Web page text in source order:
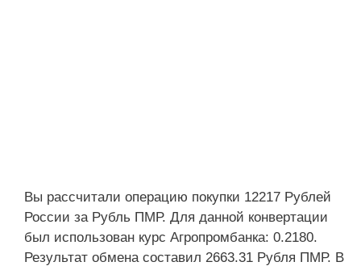
Вы рассчитали операцию покупки 12217 Рублей
России за Рубль ПМР. Для данной конвертации
был использован курс Агропромбанка: 0.2180.
Результат обмена составил 2663.31 Рубля ПМР. В